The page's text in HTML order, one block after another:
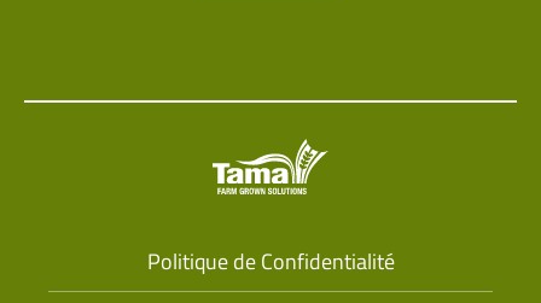
Politique de Confidentialité